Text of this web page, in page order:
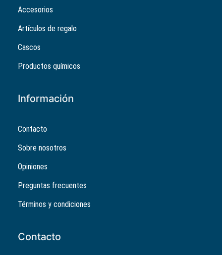
Accesorios
Artículos de regalo
Cascos
Productos químicos
Información
Contacto
Sobre nosotros
Opiniones
Preguntas frecuentes
Términos y condiciones
Contacto